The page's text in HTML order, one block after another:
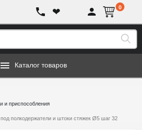
❤ 0
Каталог товаров
и приспособления
полкодержатели и штоки стяжек Ø5 шаг 32